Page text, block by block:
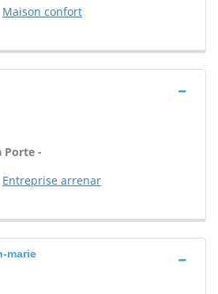
Maison confort
Porte -
Entreprise arrenar
marie